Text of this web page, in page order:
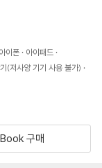
아이폰
아이패드
(저사양 기기 사용 불가)
구매